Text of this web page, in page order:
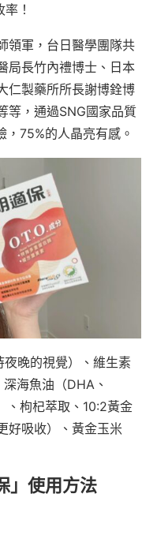
！
領軍，台日醫學團隊共
局長竹內禮博士、日本
仁製藥所所長謝博銓博
等，通過SNG國家品質
75%的人晶亮有感。
晚的視覺）、維生素
海魚油（DHA、
、枸杞萃取、10:2黃金
好吸收）、黃金玉米
」使用方法